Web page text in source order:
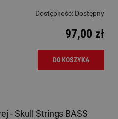
Dostępność: Dostępny
97,00 zł
DO KOSZYKA
- Skull Strings BASS